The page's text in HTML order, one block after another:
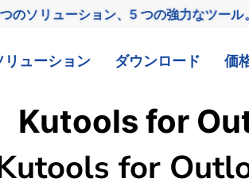
のソリューション、5 つの強力なツール
リューション ダウンロード 価
Kutools for
for